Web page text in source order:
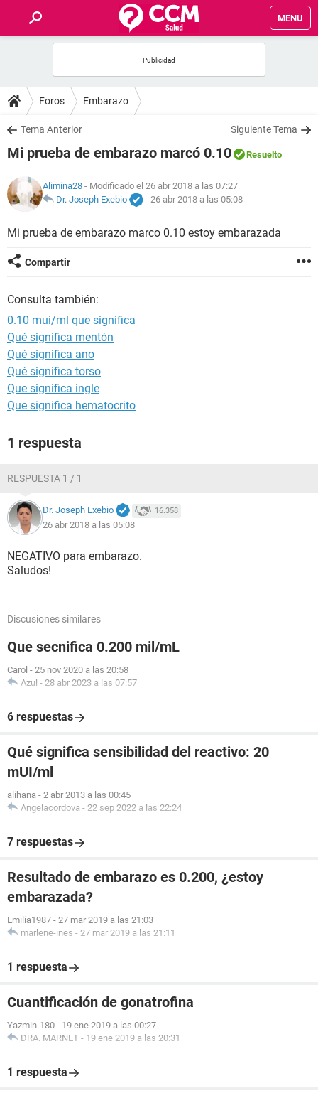
MENU
FOROS
SALUD
FAMILIA
NUTRICIÓN
BIENESTAR
SEXUALIDAD
Foros Embarazo
Tema Anterior Siguiente Tema
Mi prueba de embarazo marcó 0.10 Resuelto
Alimina28 - Modificado el 26 abr 2018 a las 07:27
Dr. Joseph Exebio
- 26 abr 2018 a las 05:08
Mi prueba de embarazo marco 0.10 estoy embarazada
Compartir
Consulta también:
0.10 mui/ml que significa
Qué significa mentón
Qué significa ano
Qué significa torso
Que significa ingle
Que significa hematocrito
1 respuesta
RESPUESTA 1 / 1
Dr. Joseph Exebio 16.358
26 abr 2018 a las 05:08
NEGATIVO para embarazo.
Saludos!
Discusiones similares
Que secnifica 0.200 mil/mL
Carol - 25 nov 2020 a las 20:58
Azul - 28 abr 2023 a las 07:57
6 respuestas
Qué significa sensibilidad del reactivo: 20
mUI/ml
alihana - 2 abr 2013 a las 00:45
Angelacordova - 22 sep 2022 a las 22:24
7 respuestas
Resultado de embarazo es 0.200, ¿estoy
embarazada?
Emilia1987 - 27 mar 2019 a las 21:03
marlene-ines - 27 mar 2019 a las 21:11
1 respuesta
Cuantificación de gonatrofina
Yazmin-180 - 19 ene 2019 a las 00:27
DRA. MARNET - 19 ene 2019 a las 20:31
1 respuesta